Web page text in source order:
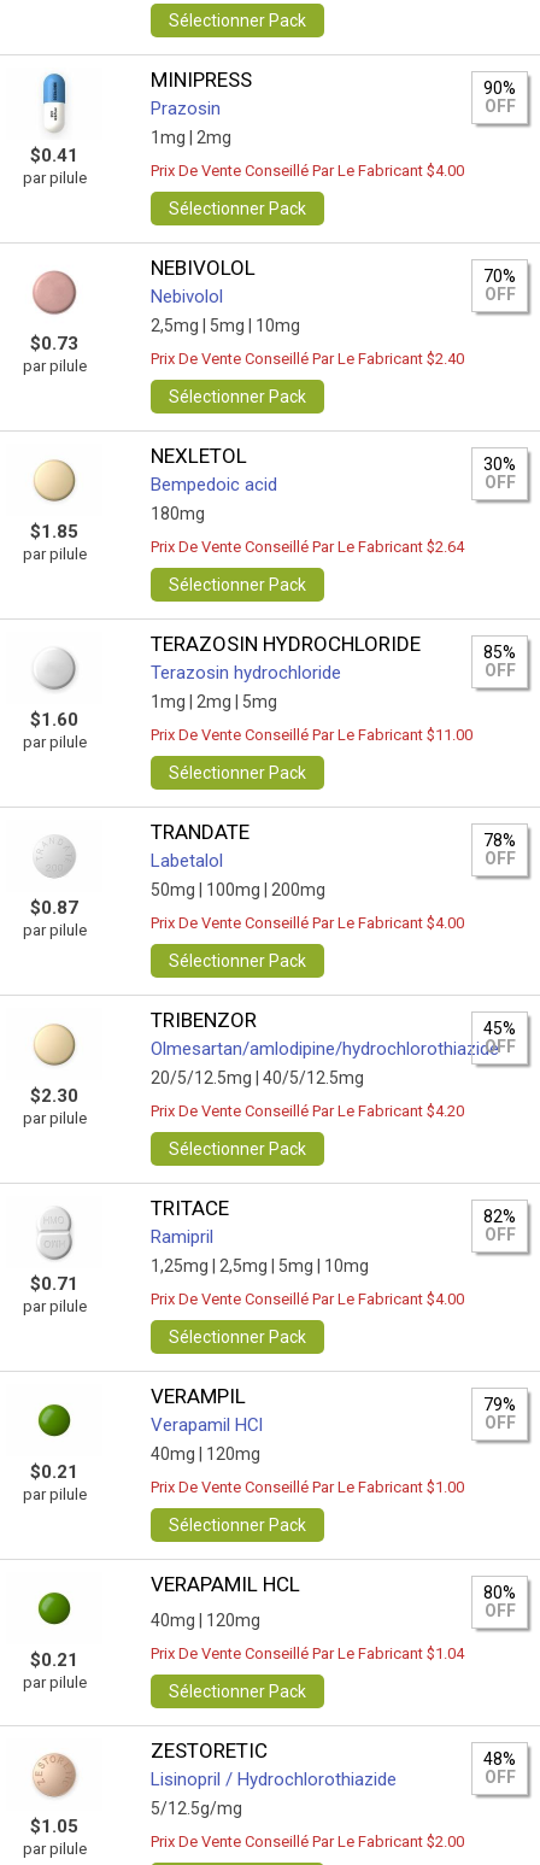
Sélectionner Pack
$0.41
par pilule
MINIPRESS
Prazosin
1mg | 2mg
90%
OFF
Prix De Vente Conseillé Par Le Fabricant $4.00
Sélectionner Pack
$0.73
par pilule
NEBIVOLOL
Nebivolol
2,5mg | 5mg | 10mg
70%
OFF
Prix De Vente Conseillé Par Le Fabricant $2.40
Sélectionner Pack
$1.85
par pilule
NEXLETOL
Bempedoic acid
180mg
30%
OFF
Prix De Vente Conseillé Par Le Fabricant $2.64
Sélectionner Pack
$1.60
par pilule
TERAZOSIN HYDROCHLORIDE
Terazosin hydrochloride
1mg | 2mg | 5mg
85%
OFF
Prix De Vente Conseillé Par Le Fabricant $11.00
Sélectionner Pack
$0.87
par pilule
TRANDATE
Labetalol
50mg | 100mg | 200mg
78%
OFF
Prix De Vente Conseillé Par Le Fabricant $4.00
Sélectionner Pack
$2.30
par pilule
TRIBENZOR
Olmesartan/amlodipine/hydrochlorothiazide
20/5/12.5mg | 40/5/12.5mg
45%
OFF
Prix De Vente Conseillé Par Le Fabricant $4.20
Sélectionner Pack
$0.71
par pilule
TRITACE
Ramipril
1,25mg | 2,5mg | 5mg | 10mg
82%
OFF
Prix De Vente Conseillé Par Le Fabricant $4.00
Sélectionner Pack
$0.21
par pilule
VERAMPIL
Verapamil HCl
40mg | 120mg
79%
OFF
Prix De Vente Conseillé Par Le Fabricant $1.00
Sélectionner Pack
$0.21
par pilule
VERAPAMIL HCL
40mg | 120mg
80%
OFF
Prix De Vente Conseillé Par Le Fabricant $1.04
Sélectionner Pack
$1.05
par pilule
ZESTORETIC
Lisinopril / Hydrochlorothiazide
5/12.5g/mg
48%
OFF
Prix De Vente Conseillé Par Le Fabricant $2.00